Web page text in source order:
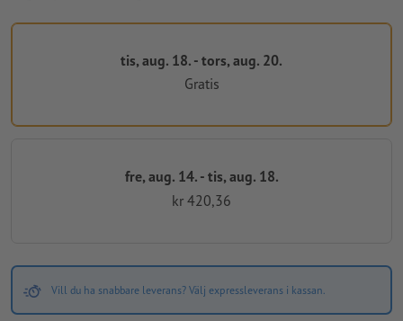
tis, aug. 18. - tors, aug. 20.
Gratis
fre, aug. 14. - tis, aug. 18.
kr 420,36
Vill du ha snabbare leverans? Välj expressleverans i kassan.